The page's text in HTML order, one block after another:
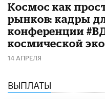
Космос как
рынков: кадры
конференции
космической
14 АПРЕЛЯ
ВЫПЛАТЫ